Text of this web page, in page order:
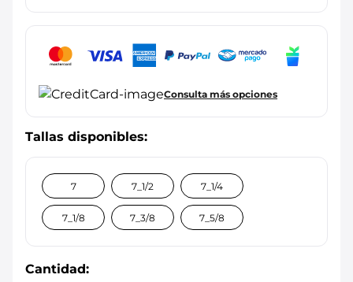
Consulta más opciones
7 7_1/2 7_1/4
7_1/8 7_3/8 7_5/8
Cantidad: